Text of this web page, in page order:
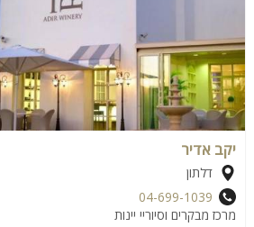
יקב אדיר
דלתון
04-699-1039
מרכז מבקרים וסיוריי יינות